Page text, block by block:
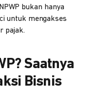
bukan hanya
untuk mengakses
pajak.
Saatnya
Bisnis